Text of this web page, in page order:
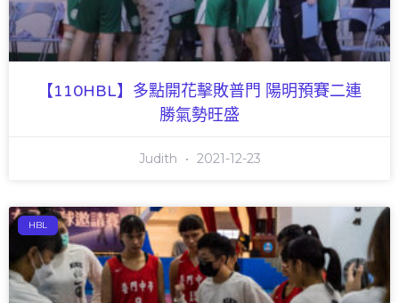
【110HBL】多點開花擊敗普門 陽明預賽二連
勝氣勢旺盛
Judith 2021-12-23
HBL